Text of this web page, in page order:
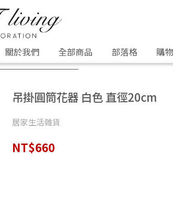
關於我們 全部商品 部落格 購
吊掛圓筒花器 白色 直徑20cm
居家生活雜貨
NT$660